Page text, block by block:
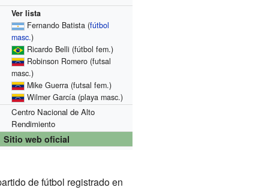
Ver lista
Fernando Batista (fútbol
masc.)
Ricardo Belli (fútbol fem.)
Robinson Romero (futsal
masc.)
Mike Guerra (futsal fem.)
Wilmer García (playa masc.)
Centro Nacional de Alto
Rendimiento
Sitio web oficial
de fútbol registrado en